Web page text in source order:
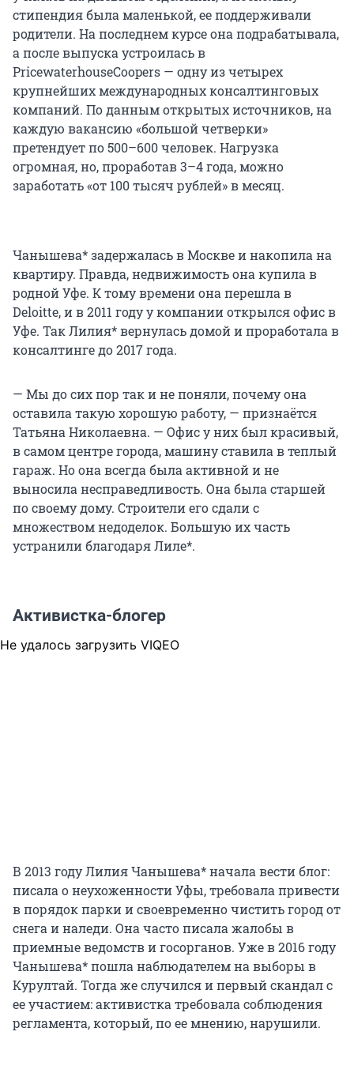
стипендия была маленькой, ее поддерживали
родители. На последнем курсе она подрабатывала,
а после выпуска устроилась в
PricewaterhouseCoopers — одну из четырех
крупнейших международных консалтинговых
компаний. По данным открытых источников, на
каждую вакансию «большой четверки»
претендует по 500–600 человек. Нагрузка
огромная, но, проработав 3–4 года, можно
заработать «от 100 тысяч рублей» в месяц.
Чанышева* задержалась в Москве и накопила на
квартиру. Правда, недвижимость она купила в
родной Уфе. К тому времени она перешла в
Deloitte, и в 2011 году у компании открылся офис в
Уфе. Так Лилия* вернулась домой и проработала в
консалтинге до 2017 года.
— Мы до сих пор так и не поняли, почему она
оставила такую хорошую работу, — признаётся
Татьяна Николаевна. — Офис у них был красивый,
в самом центре города, машину ставила в теплый
гараж. Но она всегда была активной и не
выносила несправедливость. Она была старшей
по своему дому. Строители его сдали с
множеством недоделок. Большую их часть
устранили благодаря Лиле*.
Активистка-блогер
Не удалось загрузить VIQEO
В 2013 году Лилия Чанышева* начала вести блог:
писала о неухоженности Уфы, требовала привести
в порядок парки и своевременно чистить город от
снега и наледи. Она часто писала жалобы в
приемные ведомств и госорганов. Уже в 2016 году
Чанышева* пошла наблюдателем на выборы в
Курултай. Тогда же случился и первый скандал с
ее участием: активистка требовала соблюдения
регламента, который, по ее мнению, нарушили.